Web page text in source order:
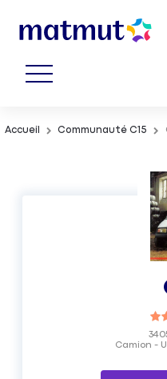
Accueil Communauté C15
Camion -